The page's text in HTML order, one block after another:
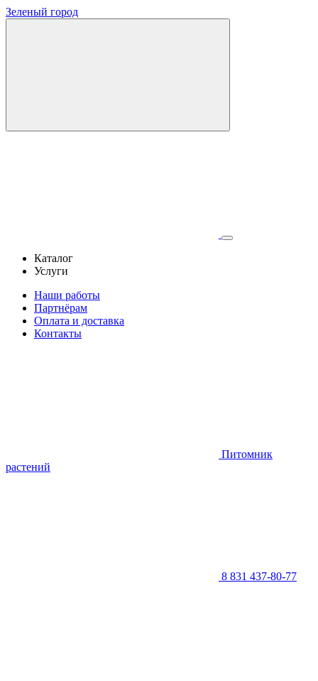
Зеленый город
Каталог
Услуги
Наши работы
Партнёрам
Оплата и доставка
Контакты
Питомник
растений
8 831 437-80-77